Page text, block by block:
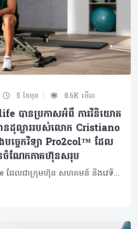
5 ខែមុន | 8.6K មើល
បានប្រកាសអំពី ការវិនិយោគ
នដុល្លាររបស់លោក Cristiano
ច្ចេកវិទ្យា Pro2col™ ដែល
ចំណែកភាគហ៊ុនសរុប
(ភ្នំពេញ)៖ Herbalife ដែលជាក្រុមហ៊ុន សហគមន៍ និងវេទិកាភ្ជាប់ទំនាក់ទំនង លំដាប់ថ្នាក់ពិភពលោក ផ្នែកសុខភាព និងសុខុមាលភាពនៅថ្ងៃនេះបានប្រកាសថា កីឡាករអន្តរជាតិលោក Cristiano Ronaldo បានទិញយកភាគហ៊ុន ១០% នៅក្នុងក្រុមហ៊ុន HBL Pro2col Software, LLC ដែលជាក្រុមហ៊ុនបុត្រសម្ព័ន្ធកាន់កាប់ទាំងស្រុងដោយក្រុមហ៊ុន Herbalife និងជាម្ចាស់កាន់កាប់បច្ចេកវិទ្យា Pro2col។ Pro2col គឺជាប្រព័ន្ធប្រតិបត្តិការសុខភាព និងសុខុមាលភាពផ្ទាល់ខ្លួនតាមបែបឌីជីថលជំនាន់ចុងក្រោយបង្អស់របស់ Herbalife ដែលត្រូវបានរចនាឡើងដើម្បីជំរុញការចូលរួមប្រចាំថ្ងៃ ការផ្លាស់ប្តូរឥរិយាបថប្រកបដោយនិរន្តរភាព និងលទ្ធផលដែលអាចវាស់វែងបាន តាមរយៈវិធីសាស្ត្រសុខុមាលភាពដែលផ្អែកលើទិន្នន័យដែលមានរចនាសម្ព័ន្ធច្បាស់លាស់។ លោក Ronaldo បានវិនិយោគទឹកប្រាក់ចំនួន ៧.៥ លានដុល្លារ រួមជាមួយការប្តេជ្ញាចិត្តក្នុងការផ្តល់នូវសេវាកម្ម និងសិទ្ធិឧបត្ថម្ភដល់ Pro2col Software។ ការវិនិយោគនេះសបញ្ជាក់ឱ្យឃើញពីការប្តេជ្ញាចិត្តរបស់លោកចំពោះសុខភាព និងអាហារូបត្ថម្ភ។ វាក៏ឆ្លុះបញ្ចាំងពីទំនុកចិត្តរបស់លោកចំពោះអនាគតនៃអាហារូបត្ថម្ភផ្ទាល់ខ្លួន និងចក្ខុវិស័យរបស់ Herbalife ក្នុងការធ្វើឱ្យកម្មវិធីសុខុមាលភាពផ្ទាល់ខ្លួននេះ អាចត្រូវបានប្រើប្រាស់បានទូលំទូលាយទូទាំងពិភពលោក ដោយរួមបញ្ចូលគ្នានូវបច្ចេកវិទ្យាច្នៃប្រឌិត និងសហគមន៍អ្នកចែកចាយដ៏ធំរបស់យើង។ Herbalife បានក្លាយជាដៃគូអាហារូបត្ថម្ភរបស់លោក Ronaldo ចាប់តាំងពីឆ្នាំ ២០១៣ មកម្ល៉េះ ដោយលោកបានដើរតួចយ៉ាងសំខាន់ក្នុងការចូលរួមជម្រុញការប្រើប្រាស់អាហារូបត្ថម្ភឱ្យកាន់តែប្រសើរឡើងនៅទូទាំងពិភពលោក។ កន្លងមក Herbalife និងលោក Ronaldo បានសហការគ្នាលើការដាក់ចេញនូវផលិតផល Herbalife24® CR7 Drive ដែលជាភេសជ្ជៈកីឡាដែលត្រូវបានបង្កើតឡើងដើម្បីបំពេញតម្រូវការអាហារូបត្ថម្ភ និងតម្រូវការសម្រាប់ការលេងកីឡារបស់វីរបុរសបាល់ទាត់ពិភពលោករូបនេះ និងផ្តល់អត្ថប្រយោជន៍ដល់កីឡាករគ្រប់កម្រិតនៅជុំវិញពិភពលោក។ លោក Stephan Gratziani អគ្គនាយកប្រតិបត្តិក្រុមហ៊ុន Herbalife បានមានប្រសាសន៍ថា៖ «លោក Cristiano គឺជាដៃគូដ៏មានតម្លៃអស់រយៈពេលជាងមួយទសវត្សរ៍មកហើយ ហើយការសម្រេចចិត្តរបស់លោកក្នុងការទិញយកភាគហ៊ុននៅក្នុង Pro2col គឺជាចំណុចរបត់ដ៏សំខាន់មួយនៅក្នុងទំនាក់ទំនងរបស់យើង»។ «ការវិនិយោគរបស់លោកឆ្លុះបញ្ចាំងពីជំនឿរួមគ្នាលើឥទ្ធិពលនៃអាហារូបត្ថម្ភ ទិន្នន័យ បញ្ញាសិប្បនិម្មិត និងការលើកកម្ពស់ការយល់ដឹងផ្ទាល់ខ្លួន ដើម្បីជំរុញឱ្យលទ្ធផលសុខភាពបុគ្គលកាន់តែប្រសើរឡើងៗ ក៏ដូចជាពង្រឹងទំនុកចិត្តរបស់លោកទៅលើរបស់ Pro2col​ ផងដែរ»។ Pro2col ប្រើប្រាស់ទិន្នន័យផ្ទាល់ខ្លួនរបស់បុគ្គលម្នាក់ៗ ដើម្បីបង្កើតផែនការសុខុមាលភាពជាក់លាក់សម្រាប់បុគ្គលនោះ ជាមួយនឹងប្រព័ន្ធតាមដានអាហារូបត្ថម្ភឆ្លាតវៃ។ កម្មវិធីនេះអាចសម្របខ្លួនទៅទៅតាមរបៀបរស់នៅរបស់បុគ្គលម្នាក់ៗ ដែលវានឹងធ្វើឱ្យកម្មវិធីសុខុមាលក្លាយជារឿងសាមញ្ញ និងមានលក្ខណៈឯកជន។ ចំណុចស្នូលរបស់វាគឺ Pro2Score ដែលជាប្រព័ន្ធវាយតម្លៃសុខុមាលភាព នឹងតាមដានចំណុចសំខាន់ៗ ដែលត្រូវបានរចនាឡើងដើម្បីផ្តល់នូវភាពច្បាស់លាស់ ការលើកទឹកចិត្ត និងទិន្នន័យដែលអាចយកមកអនុវត្តបានជាក់ស្តែង។លើសពីនេះទៅទៀត Pro2col ក៏ផ្តល់ជូនអ្នកចែកចាយឯករាជ្យរបស់ Herbalife នូវឧបករណ៍ចាំបាច់ និងចំណេះដឹងបន្ថែមអំពីវេទិកានេះ ដើម្បីជួយគាំទ្រដល់អតិថិជនរបស់ពួកគេឱ្យទទួលបាននូវកម្មវិធីសុខុមាលភាពផ្ទាល់ខ្លួនដែលអាចចូលប្រើប្រាស់បានដោយងាយ និងអាចពង្រីកវិសាលភាពបានវែងឆ្ងាយបន្តទៀត។ លោក Cristiano Ronaldo បានមានប្រសាសន៍ថា៖ «បន្ទាប់ពីបានរួមរស់ជាមួយគ្នាអស់រយៈពេលជាងមួយទសវត្សរ៍ ទំនាក់ទំនងរបស់យើងមានមូលដ្ឋានលើទំនុកចិត្ត និងចក្ខុវិស័យរួមគ្នា។ ការវិនិយោគលើ Pro2col វាហាក់បីដូចជាការវិវត្តន៍តាមបែបធម្មជាតិដូច្នោះ។ ក្រៅតែអំពីការរតំណាងឱ្យ Herbalife នេះគឺជាការជួយរៀបចំ និងពង្រីកវេទិកាមួយដែលអាចផ្លាស់ប្តូររបៀបដែលមនុស្សអាចយកចិត្តទុកដាក់ទៅលើសុខភាព និងសុខុមាលភាពរបស់ពួកគេបានយ៉ាងពិតប្រាកដ»។ លោកក៏មានប្រសាសន៍បន្ថែមទៀតផងដែរថា «ខ្ញុំបានឃើញដោយផ្ទាល់ភ្នែកពីរបៀបដែល Herbalife រួមបញ្ចូលគ្នាទាំងវិទ្យាសាស្ត្រ ការច្នៃប្រឌិត និងការគាំទ្រដែលមានលក្ខណៈឯកជន ដើម្បីធ្វើឱ្យបញ្ហាសុខភាព និងសុខុមាលភាពកាន់តែងាយស្រួលចូលប្រើប្រាស់។ ការធ្វើការងាររួមគ្នាជាមួយ Herbalife ដើម្បីបង្កើតអ្វីមួយដែលមានឥទ្ធិពលយូរអង្វែង គឺជាអ្វីដែលជំរុញទឹកចិត្តខ្ញុំនៅក្នុងដំណាក់កាលនៃអាជីពរបស់ខ្ញុំនេះ»។ Pro2col គាំទ្រដល់យុទ្ធសាស្ត្ររយៈពេលវែងរបស់ Herbalife ក្នុងការក្លាយជាវេទិកាសុខភាព និងសុខុមាលភាពដែលតភ្ជាប់គ្នា និងផ្អែកលើទិន្នន័យ ដោយរួមបញ្ចូលនូវផលិតផលដែលមានគុណភាព សហគមន៍ដ៏ធំបញ្ញាសិប្បនិម្មិត និងសមត្ថភាពឌីជីថល ដើម្បីបម្រើអតិថិជនទូទាំងពិភពលោកឱ្យកាន់តែប្រសើរឡើង។ Herbalife បានចាប់ផ្តើមការសាកល្បង (beta rollout) Pro2col ជាដំណាក់កាលជាយុទ្ធសាស្ត្រ ដោយមានគោលបំណងប្រមូលការយល់ដឹងពីអ្នកប្រើប្រាស់ក្នុងទីផ្សារ ដែលនឹងគាំទ្រដល់ការចេញផ្សាយជាលក្ខណៈពាណិជ្ជកម្មកាន់តែទូលំទូលាយនាពេលអនាគល។ បច្ចុប្បន្ន ការចូលប្រើប្រាស់ដំណាក់កាលសាកល្បងនេះ មានសម្រាប់អ្នកចែកចាយ និងអតិថិជននៅក្នុងសហរដ្ឋអាមេរិក កាណាដា និងព័រតូរីកូតែប៉ុណ្ណោះ។ ក្រុមហ៊ុនរំពឹងថានឹងពង្រីកការចូលប្រើប្រាស់ដំណាក់កាលសាកល្បងទៅកាន់ទីផ្សារអន្តរជាតិបន្ថែមទៀត ដោយចាប់ផ្តើមពីទីផ្សារជ្រើសរើសក្នុងតំបន់ EMEA ក្នុងឆ្នាំ ២០២៦។ អំពីក្រុមហ៊ុន Herbalife ក្រុមហ៊ុន Herbalife (NYSE: HLF) គឺជាក្រុមហ៊ុនសុខភាព និងសុខុមាលភាពឈានមុខគេ និងជាសហគមន៍ដែលកំពុងផ្លាស់ប្តូរជីវិតរបស់មនុស្សជាមួយនឹងផលិតផលអាហារូបត្ថម្ភដ៏អស្ចារ្យ និងជាឱកាសអាជីវកម្មសម្រាប់អ្នកសមាជិកឯករាជ្យរបស់ខ្លួនចាប់តាំងពីឆ្នាំ 1980។ ក្រុមហ៊ុនផ្តល់ជូននូវផលិតផលដែលគាំទ្រដោយវិទ្យាសាស្រ្តដល់អ្នកប្រើប្រាស់នៅក្នុងទីផ្សារជាង90។ តាមរយៈសមាជិកឯករាជ្យដែលផ្តល់ជូននូវការបណ្តុះបណ្តាលមួយទល់មួយ និងផ្តល់ការគាំទ្រសហគមន៍ដោយបំផុសគំនិតឱ្យអតិថិជនប្រកាន់ខ្ជាប់នូវរបៀបរស់នៅដែលមានភាពសកម្ម។